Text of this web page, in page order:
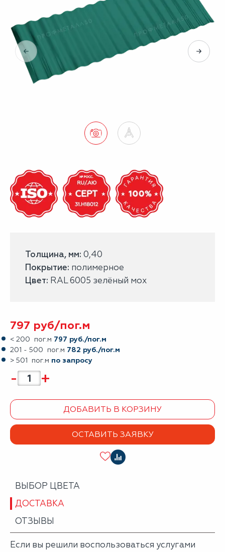
Толщина, мм: 0,40
Покрытие: полимерное
Цвет: RAL 6005 зелёный мох
797 руб/пог.м
< 200 пог.м 797 руб./пог.м
201 - 500 пог.м 782 руб./пог.м
> 501 пог.м по запросу
- +
ДОБАВИТЬ В КОРЗИНУ
ОСТАВИТЬ ЗАЯВКУ
ВЫБОР ЦВЕТА
ДОСТАВКА
ОТЗЫВЫ
Если вы решили воспользоваться услугами